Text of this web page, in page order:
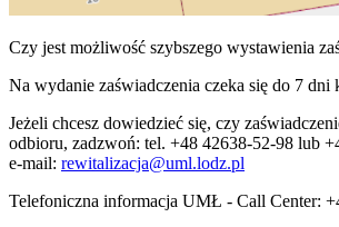
Czy jest możliwość szybszego wystawienia
Na wydanie zaświadczenia czeka się do 7 dni
Jeżeli chcesz dowiedzieć się, czy
odbioru, zadzwoń: tel. +48 42638-52-98 lub
e-mail: rewitalizacja@uml.lodz.pl
Telefoniczna informacja UMŁ - Call Center: